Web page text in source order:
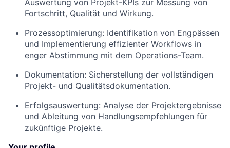
Auswertung von Projekt-KPIs zur Messung von
Fortschritt, Qualität und Wirkung.
Prozessoptimierung: Identifikation von Engpässen
und Implementierung effizienter Workflows in
enger Abstimmung mit dem Operations-Team.
Dokumentation: Sicherstellung der vollständigen
Projekt- und Qualitätsdokumentation.
Erfolgsauswertung: Analyse der Projektergebnisse
und Ableitung von Handlungsempfehlungen für
zukünftige Projekte.